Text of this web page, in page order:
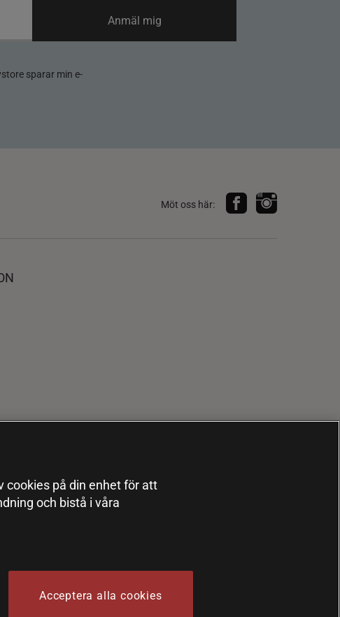
sparar min e-
Anmäl mig
Möt oss här:
cookies på din enhet för att
och bistå i våra
Acceptera alla cookies